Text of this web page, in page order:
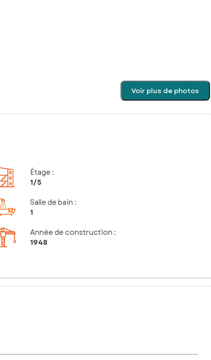
Voir plus de photos
Étage :
1/5
Salle de bain :
1
Année de construction :
1948